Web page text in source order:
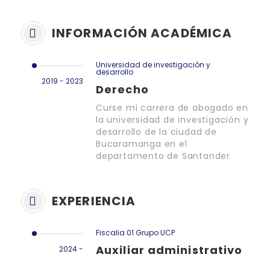
INFORMACIÓN ACADÉMICA
2019 - 2023
Universidad de investigación y
desarrollo
Derecho
Curse mi carrera de abogado en
la universidad de investigación y
desarrollo de la ciudad de
Bucaramanga en el
departamento de Santander
EXPERIENCIA
2024 -
Fiscalia 01 Grupo UCP
Auxiliar administrativo